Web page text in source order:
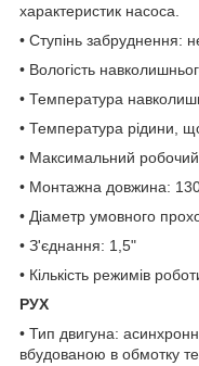
характеристик насоса.
• Ступінь забруднення:
• Вологість
• Температура
• Температура рідини,
• Максимальний
• Монтажна довжина:
• Діаметр умовного
• З'єднання: 1,5"
• Кількість режимів
РУХ
• Тип двигуна:
вбудованою в обмотку